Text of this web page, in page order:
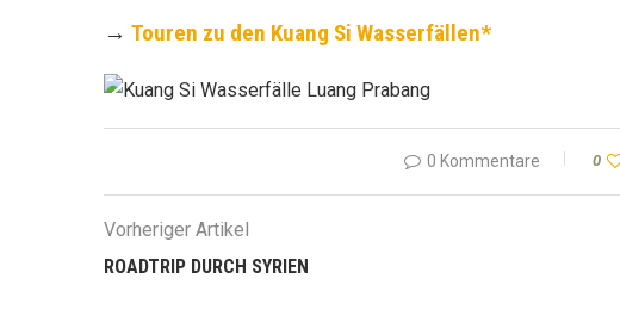
→ Touren zu den Kuang Si Wasserfällen*
0 Kommentare 0
Vorheriger Artikel
ROADTRIP DURCH SYRIEN